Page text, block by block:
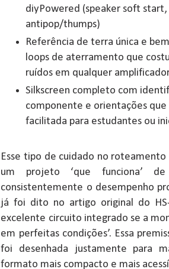
diyPowered (speaker soft
antipop/thumps)
Referência de terra única e
loops de aterramento que
ruídos em qualquer
Silkscreen completo com
componente e orientações
facilitada para estudantes ou
Esse tipo de cuidado no
um projeto ‘que funciona’
consistentemente o desempenho
já foi dito no artigo original do
excelente circuito integrado se a
em perfeitas condições’. Essa
foi desenhada justamente para
formato mais compacto e mais